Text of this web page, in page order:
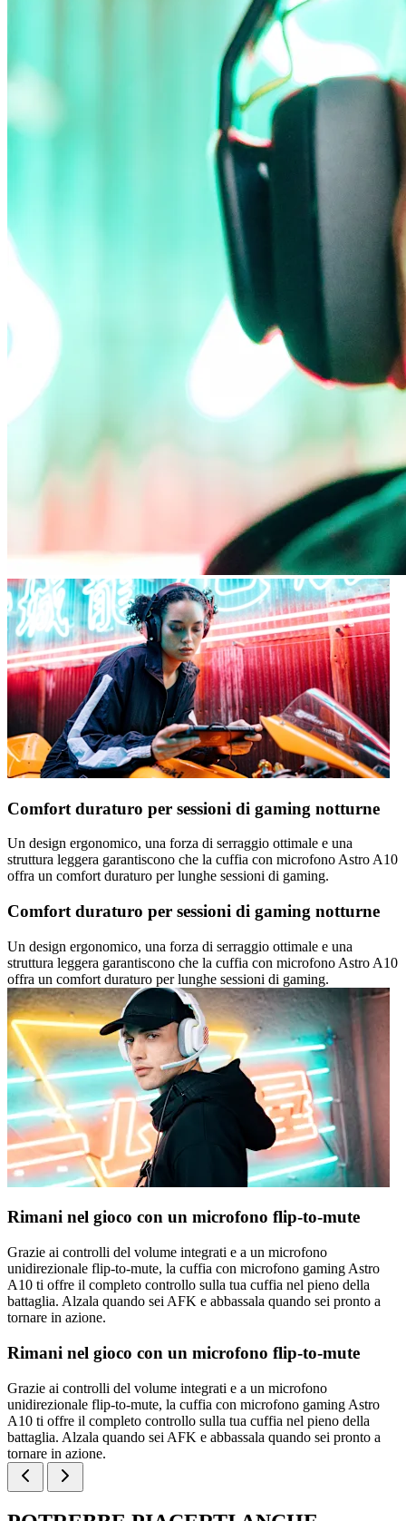
Comfort duraturo per sessioni di gaming notturne
Un design ergonomico, una forza di serraggio ottimale e una
struttura leggera garantiscono che la cuffia con microfono Astro A10
offra un comfort duraturo per lunghe sessioni di gaming.
Comfort duraturo per sessioni di gaming notturne
Un design ergonomico, una forza di serraggio ottimale e una
struttura leggera garantiscono che la cuffia con microfono Astro A10
offra un comfort duraturo per lunghe sessioni di gaming.
Rimani nel gioco con un microfono flip-to-mute
Grazie ai controlli del volume integrati e a un microfono
unidirezionale flip-to-mute, la cuffia con microfono gaming Astro
A10 ti offre il completo controllo sulla tua cuffia nel pieno della
battaglia. Alzala quando sei AFK e abbassala quando sei pronto a
tornare in azione.
Rimani nel gioco con un microfono flip-to-mute
Grazie ai controlli del volume integrati e a un microfono
unidirezionale flip-to-mute, la cuffia con microfono gaming Astro
A10 ti offre il completo controllo sulla tua cuffia nel pieno della
battaglia. Alzala quando sei AFK e abbassala quando sei pronto a
tornare in azione.